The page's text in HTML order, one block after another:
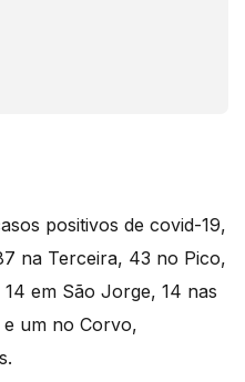
positivos de covid-19,
na Terceira, 43 no Pico,
em São Jorge, 14 nas
e um no Corvo,